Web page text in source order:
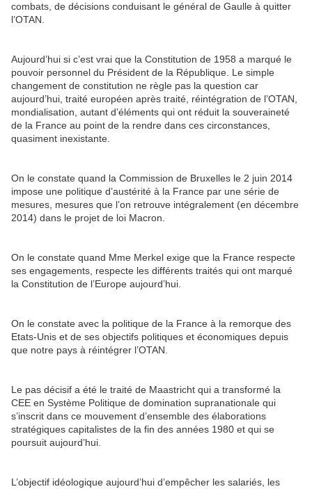
combats, de décisions conduisant le général de Gaulle à quitter
l’OTAN.
Aujourd’hui si c’est vrai que la Constitution de 1958 a marqué le
pouvoir personnel du Président de la République. Le simple
changement de constitution ne règle pas la question car
aujourd’hui, traité européen après traité, réintégration de l’OTAN,
mondialisation, autant d’éléments qui ont réduit la souveraineté
de la France au point de la rendre dans ces circonstances,
quasiment inexistante.
On le constate quand la Commission de Bruxelles le 2 juin 2014
impose une politique d’austérité à la France par une série de
mesures, mesures que l’on retrouve intégralement (en décembre
2014) dans le projet de loi Macron.
On le constate quand Mme Merkel exige que la France respecte
ses engagements, respecte les différents traités qui ont marqué
la Constitution de l’Europe aujourd’hui.
On le constate avec la politique de la France à la remorque des
Etats-Unis et de ses objectifs politiques et économiques depuis
que notre pays à réintégrer l’OTAN.
Le pas décisif a été le traité de Maastricht qui a transformé la
CEE en Système Politique de domination supranationale qui
s’inscrit dans ce mouvement d’ensemble des élaborations
stratégiques capitalistes de la fin des années 1980 et qui se
poursuit aujourd’hui.
L’objectif idéologique aujourd’hui d’empêcher les salariés, les